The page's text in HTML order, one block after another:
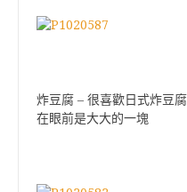
炸豆腐 – 很喜歡日式炸豆
在眼前是大大的一塊